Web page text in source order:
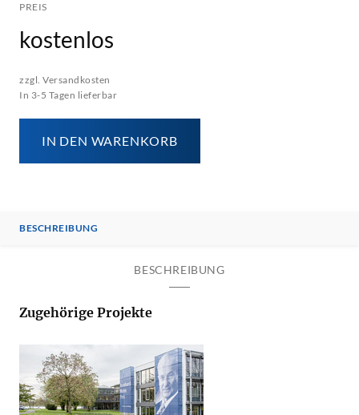
PREIS
kostenlos
zzgl. Versandkosten
In 3-5 Tagen lieferbar
IN DEN WARENKORB
BESCHREIBUNG
BESCHREIBUNG
Zugehörige Projekte